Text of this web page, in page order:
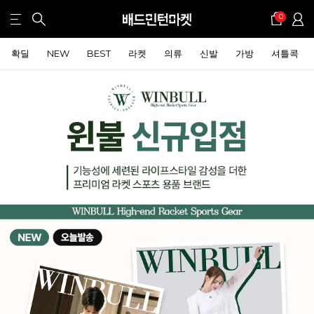
0
확딜 NEW BEST 라켓 의류 신발 가방 셔틀콕